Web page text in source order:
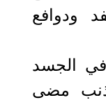
ودوافع
في الجسد
ذنب مضى